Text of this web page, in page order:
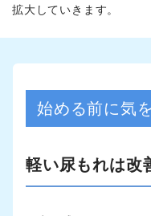
拡大していきます。
始める前に気
軽い尿もれは改